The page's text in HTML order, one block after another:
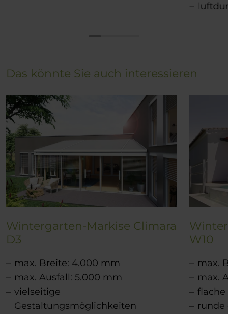
Das könnte Sie auch interessieren
Wintergarten-Markise Climara
D3
max. Breite: 4.000 mm
max. Ausfall: 5.000 mm
vielseitige
Gestaltungsmöglichkeiten
W10
max.
max.
runde